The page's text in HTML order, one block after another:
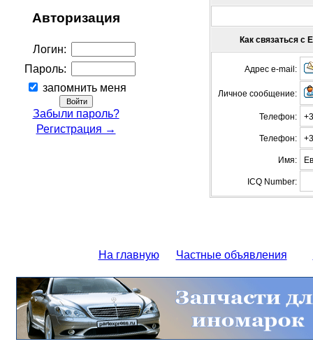
Авторизация
Логин:
Пароль:
запомнить меня
Забыли пароль?
Регистрация →
Как связаться с
Адрес e-mail:
Личное сообщение:
Телефон:
Телефон:
Имя:
ICQ Number:
На главную Частные объявления